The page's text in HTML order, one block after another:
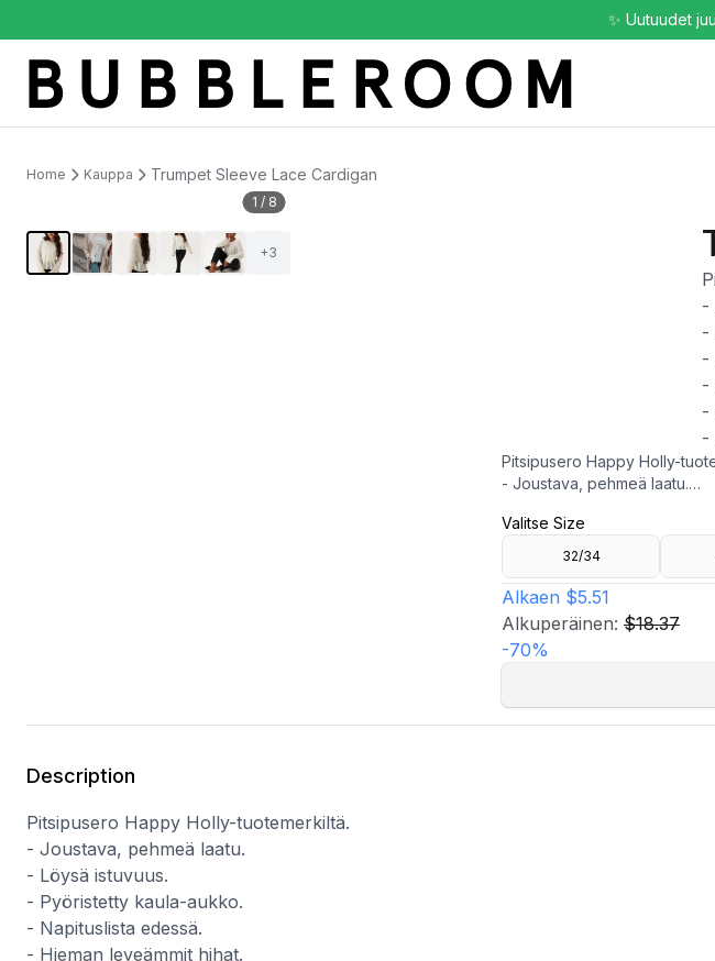
✨ Uutuudet
Home Kauppa Trumpet Sleeve Lace Cardigan
1 / 8
+3
-
-
-
-
-
-
Pitsipusero Happy Holly-
- Joustava, pehmeä laatu.
- Pyöristetty kaula-aukko.
- Napituslista edessä.
- Hieman leveämmit hihat.
Valitse Size
32/34
Alkaen $5.51
Alkuperäinen: $18.37
-70%
Description
Pitsipusero Happy Holly-tuotemerkiltä.
- Joustava, pehmeä laatu.
- Löysä istuvuus.
- Pyöristetty kaula-aukko.
- Napituslista edessä.
- Hieman leveämmit hihat.